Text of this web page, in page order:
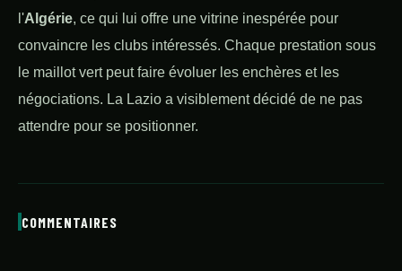
l'Algérie, ce qui lui offre une vitrine inespérée pour
convaincre les clubs intéressés. Chaque prestation sous
le maillot vert peut faire évoluer les enchères et les
négociations. La Lazio a visiblement décidé de ne pas
attendre pour se positionner.
COMMENTAIRES